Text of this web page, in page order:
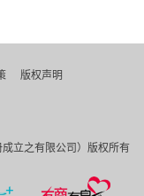
版权声明
立之有限公司）版权所有